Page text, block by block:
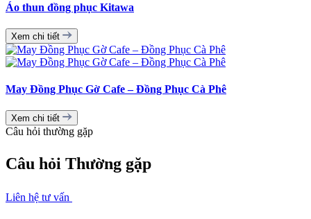
Áo thun đồng phục Kitawa
Xem chi tiết
May Đồng Phục Gờ Cafe – Đồng Phục Cà Phê
Xem chi tiết
Câu hỏi thường gặp
Câu hỏi Thường gặp
Liên hệ tư vấn